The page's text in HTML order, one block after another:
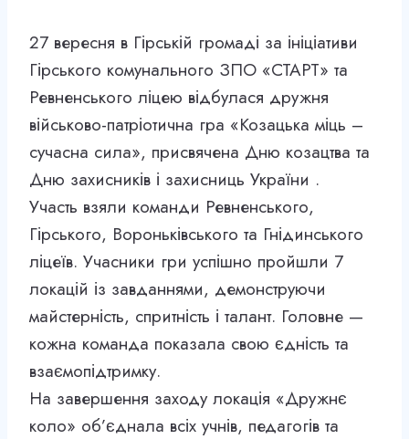
27 вересня в Гірській громаді за ініціативи
Гірського комунального ЗПО «СТАРТ» та
Ревненського ліцею відбулася дружня
військово-патріотична гра «Козацька міць –
сучасна сила», присвячена Дню козацтва та
Дню захисників і захисниць України .
Участь взяли команди Ревненського,
Гірського, Вороньківського та Гнідинського
ліцеїв. Учасники гри успішно пройшли 7
локацій із завданнями, демонструючи
майстерність, спритність і талант. Головне —
кожна команда показала свою єдність та
взаємопідтримку.
На завершення заходу локація «Дружнє
коло» об’єднала всіх учнів, педагогів та